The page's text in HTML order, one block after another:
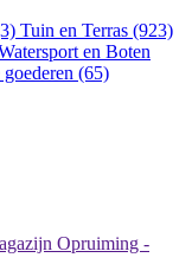
Tuin en Terras (923)
en Boten
(65)
Opruiming -